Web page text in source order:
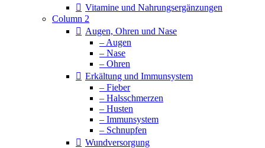
Vitamine und Nahrungsergänzungen
Column 2
Augen, Ohren und Nase
– Augen
– Nase
– Ohren
Erkältung und Immunsystem
– Fieber
– Halsschmerzen
– Husten
– Immunsystem
– Schnupfen
Wundversorgung